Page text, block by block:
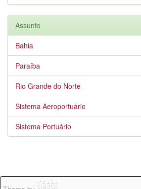
Assunto
Bahia
Paraíba
Rio Grande do Norte
Sistema Aeroportuário
Sistema Portuário